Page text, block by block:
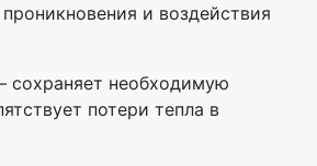
и воздействия
сохраняет необходимую
потери тепла в